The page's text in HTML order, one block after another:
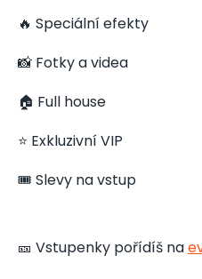
🔥 Speciální efekty
📸 Fotky a videa
🏠 Full house
⭐️ Exkluzivní VIP
🎟️ Slevy na vstup
🎫 Vstupenky pořídíš na